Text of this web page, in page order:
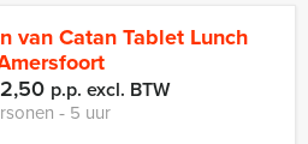
van Catan Tablet Lunch
p.p. excl. BTW
‐ 5 uur